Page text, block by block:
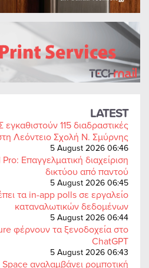
LATEST
115 διαδραστικές
Λεόντειο Σχολή Ν. Σμύρνης
5 August 2026 06:46
Επαγγελματική διαχείριση
δικτύου από παντού
5 August 2026 06:45
τα in-app polls σε εργαλείο
καταναλωτικών δεδομένων
5 August 2026 06:44
φέρνουν τα ξενοδοχεία στο
ChatGPT
5 August 2026 06:43
αναλαμβάνει ρομποτική